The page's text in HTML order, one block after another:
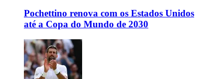
Pochettino renova com os Estados Unidos
até a Copa do Mundo de 2030